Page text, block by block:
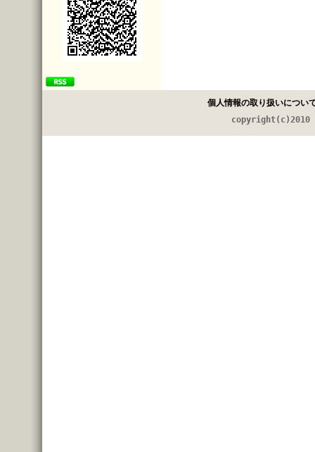
個人情報の取り扱いについ